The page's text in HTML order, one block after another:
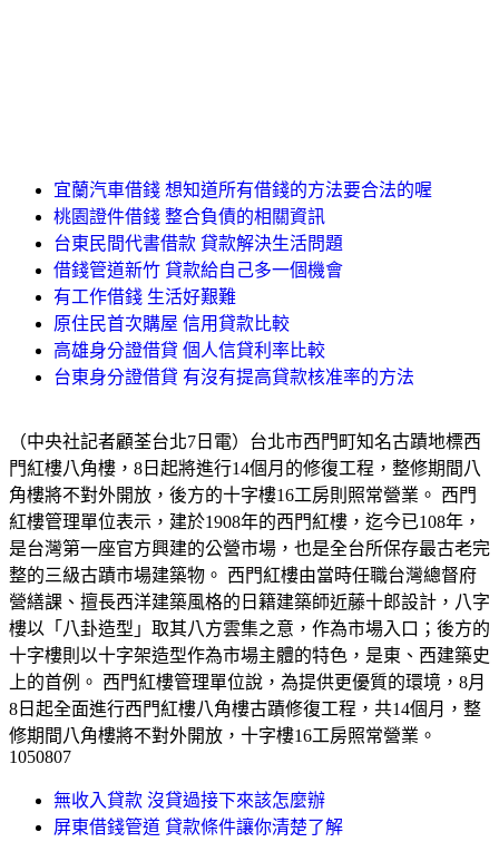
宜蘭汽車借錢 想知道所有借錢的方法要合法的喔
桃園證件借錢 整合負債的相關資訊
台東民間代書借款 貸款解決生活問題
借錢管道新竹 貸款給自己多一個機會
有工作借錢 生活好艱難
原住民首次購屋 信用貸款比較
高雄身分證借貸 個人信貸利率比較
台東身分證借貸 有沒有提高貸款核准率的方法
（中央社記者顧荃台北7日電）台北市西門町知名古蹟地標西
門紅樓八角樓，8日起將進行14個月的修復工程，整修期間八
角樓將不對外開放，後方的十字樓16工房則照常營業。 西門
紅樓管理單位表示，建於1908年的西門紅樓，迄今已108年，
是台灣第一座官方興建的公營市場，也是全台所保存最古老完
整的三級古蹟市場建築物。 西門紅樓由當時任職台灣總督府
營繕課、擅長西洋建築風格的日籍建築師近藤十郎設計，八字
樓以「八卦造型」取其八方雲集之意，作為市場入口；後方的
十字樓則以十字架造型作為市場主體的特色，是東、西建築史
上的首例。 西門紅樓管理單位說，為提供更優質的環境，8月
8日起全面進行西門紅樓八角樓古蹟修復工程，共14個月，整
修期間八角樓將不對外開放，十字樓16工房照常營業。
1050807
無收入貸款 沒貸過接下來該怎麼辦
屏東借錢管道 貸款條件讓你清楚了解